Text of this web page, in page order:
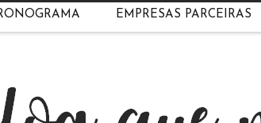
EMPRESAS PARCEIRAS